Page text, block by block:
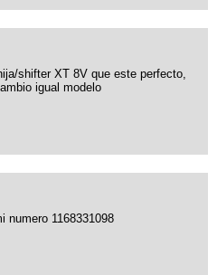
shifter XT 8V que este perfecto,
igual modelo
numero 1168331098